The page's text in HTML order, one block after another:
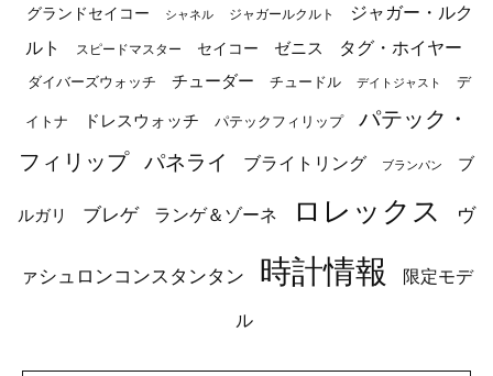
グランドセイコー シャネル ジャガールクルト
ジャガー・ルク
ルト
スピードマスター セイコー ゼニス タグ・ホイヤー
ダイバーズウォッチ チューダー チュードル デイトジャスト デ
イトナ ドレスウォッチ パテックフィリップ
パテック・
フィリップ
パネライ ブライトリング ブランパン ブ
ルガリ ブレゲ ランゲ＆ゾーネ ロレックス ヴ
ァシュロンコンスタンタン 時計情報 限定モデ
ル